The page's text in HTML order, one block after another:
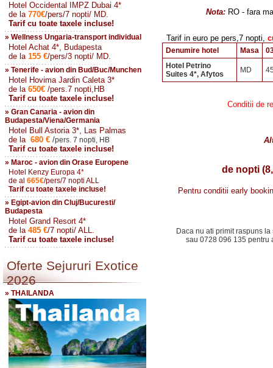
Hotel Occidental IMPZ Dubai 4*
de la 770€/pers/7 nopti/ MD.
Tarif cu toate taxele incluse!
» Wellness Ungaria-transport individual
Hotel Achat 4*, Budapesta
de la 155 €/pers/3 nopti/ MD.
» Tenerife - avion din Bud/Buc/Munchen
Hotel Hovima Jardin Caleta 3*
de la 650€ /pers.7 nopti,HB
Tarif cu toate taxele incluse!
» Gran Canaria - avion din
Budapesta/Viena/Germania
Hotel Bull Astoria 3*, Las Palmas
de la 680 € /pers. 7 nopti, HB
Tarif cu toate taxele incluse!
» Maroc - avion din Orase Europene
Hotel Kenzy Europa 4*
de al 665€/pers/7 nopti ALL
Tarif cu toate taxele incluse!
» Egipt-avion din Cluj/Bucuresti/
Budapesta
Hotel Grand Resort 4*
de la485 €/7 nopti/ ALL.
Tarif cu toate taxele incluse!
Oferte Sejururi Exotice
2026
» THAILANDA
Nota: RO - fara
Tarif in euro pe pers,7 nopti,
Denumire hotel Masa
Hotel Petrino
Suites 4*, Afytos
MD
Conditii de
de nopti
Pentru conditii early
Daca nu ati primit raspuns
sau 0728 096 135 pentru